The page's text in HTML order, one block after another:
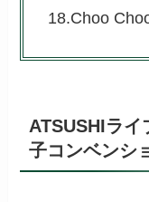
18.Choo
ATSUSHIライ
子コンベンシ